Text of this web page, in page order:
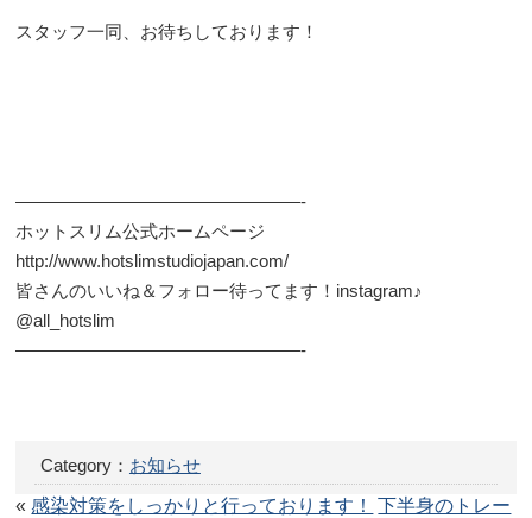
スタッフ一同、お待ちしております！
————————————————-
ホットスリム公式ホームページ
http://www.hotslimstudiojapan.com/
皆さんのいいね＆フォロー待ってます！instagram♪
@all_hotslim
————————————————-
Category： お知らせ
«感染対策をしっかりと行っております！
下半身のトレー